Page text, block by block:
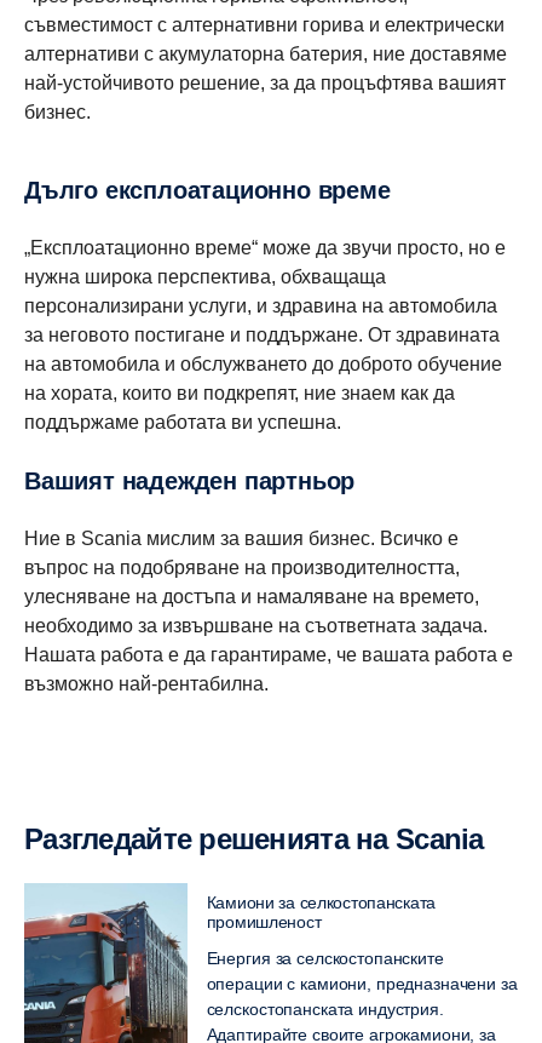
съвместимост с алтернативни горива и електрически
алтернативи с акумулаторна батерия, ние доставяме
най-устойчивото решение, за да процъфтява вашият
бизнес.
Дълго експлоатационно време
„Експлоатационно време“ може да звучи просто, но е
нужна широка перспектива, обхващаща
персонализирани услуги, и здравина на автомобила
за неговото постигане и поддържане. От здравината
на автомобила и обслужването до доброто обучение
на хората, които ви подкрепят, ние знаем как да
поддържаме работата ви успешна.
Вашият надежден партньор
Ние в Scania мислим за вашия бизнес. Всичко е
въпрос на подобряване на производителността,
улесняване на достъпа и намаляване на времето,
необходимо за извършване на съответната задача.
Нашата работа е да гарантираме, че вашата работа е
възможно най-рентабилна.
Разгледайте решенията на Scania
Камиони за селкостопанската
промишленост
Енергия за селскостопанските
операции с камиони, предназначени за
селскостопанската индустрия.
Адаптирайте своите агрокамиони, за